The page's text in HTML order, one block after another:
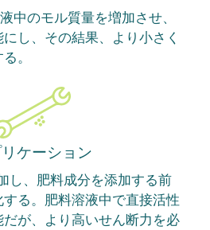
中のモル質量を増加させ、
し、その結果、より小さく
。
ケーション
し、肥料成分を添加する前
る。肥料溶液中で直接活性
が、より高いせん断力を必